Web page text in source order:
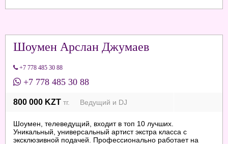
Шоумен Арслан Джумаев
+7 778 485 30 88
+7 778 485 30 88
800 000 KZT тг. Ведущий и DJ
Шоумен, телеведущий, входит в топ 10 лучших.
Уникальный, универсальный артист экстра класса с
эксклюзивной подачей. Профессионально работает на